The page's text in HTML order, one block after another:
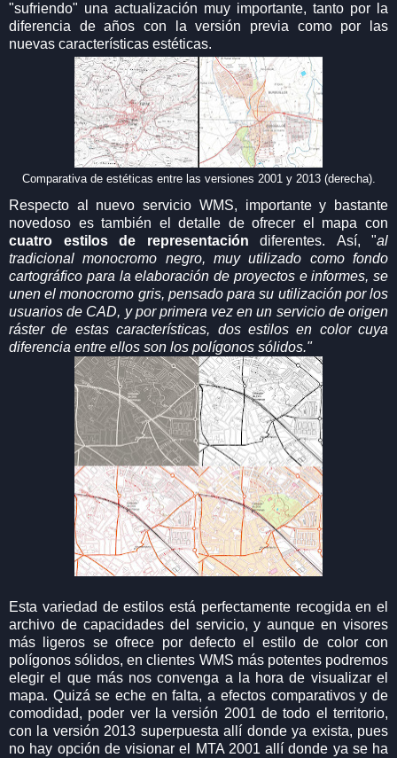
"sufriendo" una actualización muy importante, tanto por la
diferencia de años con la versión previa como por las
nuevas características estéticas.
Comparativa de estéticas entre las versiones 2001 y 2013 (derecha).
Respecto al nuevo servicio WMS, importante y bastante
novedoso es también el detalle de ofrecer el mapa con
cuatro estilos de representación diferentes. Así, "al
tradicional monocromo negro, muy utilizado como fondo
cartográfico para la elaboración de proyectos e informes, se
unen el monocromo gris, pensado para su utilización por los
usuarios de CAD, y por primera vez en un servicio de origen
ráster de estas características, dos estilos en color cuya
diferencia entre ellos son los polígonos sólidos."
Esta variedad de estilos está perfectamente recogida en el
archivo de capacidades del servicio, y aunque en visores
más ligeros se ofrece por defecto el estilo de color con
polígonos sólidos, en clientes WMS más potentes podremos
elegir el que más nos convenga a la hora de visualizar el
mapa. Quizá se eche en falta, a efectos comparativos y de
comodidad, poder ver la versión 2001 de todo el territorio,
con la versión 2013 superpuesta allí donde ya exista, pues
no hay opción de visionar el MTA 2001 allí donde ya se ha